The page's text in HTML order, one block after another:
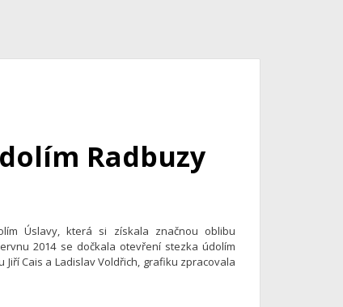
Radbuzy
Úslavy, která si získala značnou oblibu
2014 se dočkala otevření stezka údolím
Cais a Ladislav Voldřich, grafiku zpracovala